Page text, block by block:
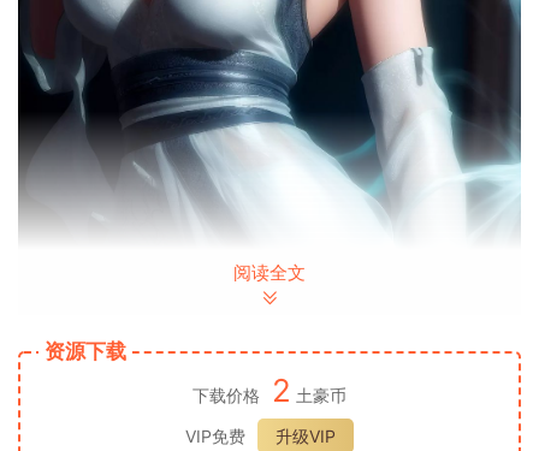
阅读全文
资源下载
下载价格 2 土豪币
VIP免费
升级VIP